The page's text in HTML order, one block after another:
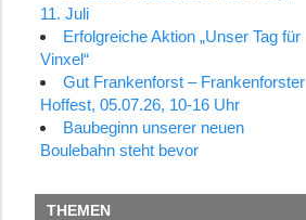
11. Juli
Erfolgreiche Aktion „Unser Tag für
Vinxel“
Gut Frankenforst – Frankenforster
Hoffest, 05.07.26, 10-16 Uhr
Baubeginn unserer neuen
Boulebahn steht bevor
THEMEN